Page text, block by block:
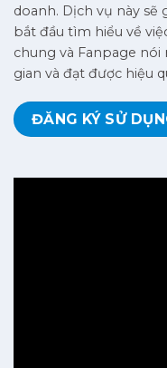
doanh. Dịch vụ này
bắt đầu tìm hiểu về
chung và Fanpage nói
gian và đạt được hiệu
ĐĂNG KÝ SỬ